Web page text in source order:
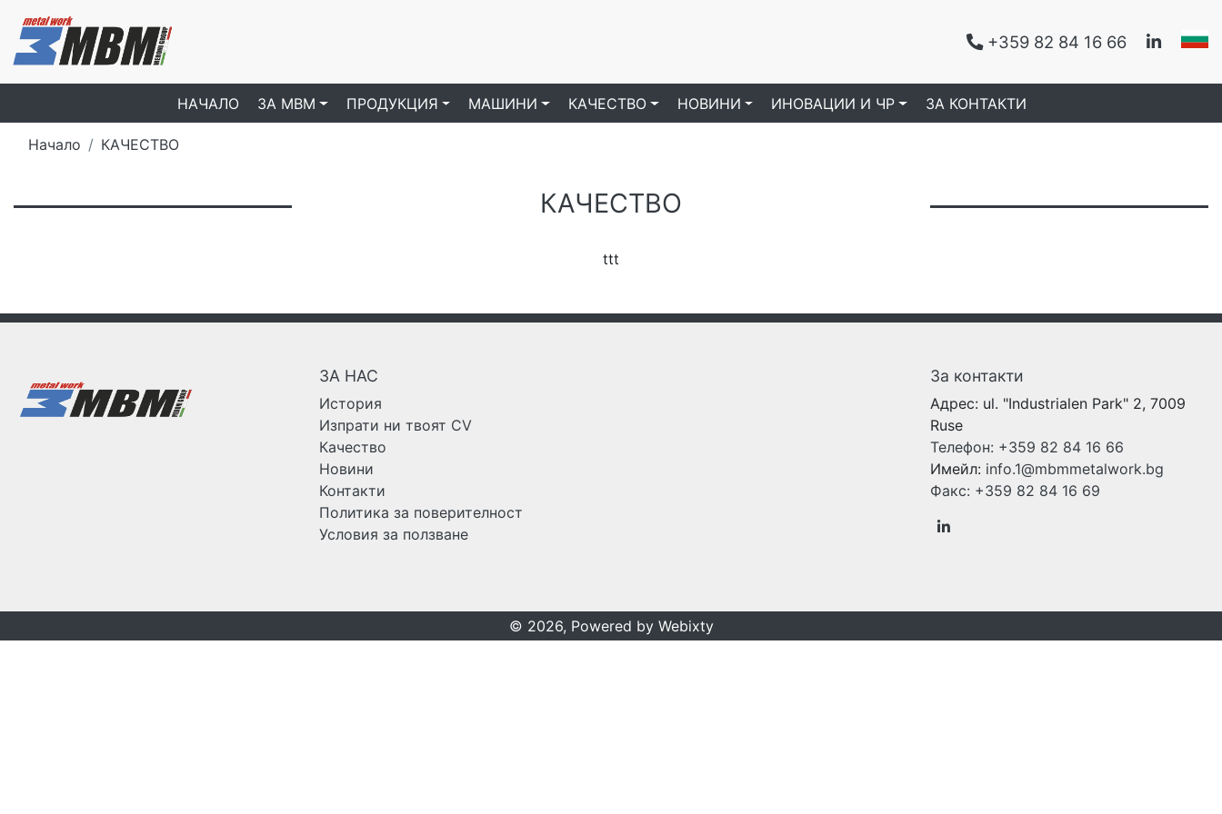
+359 82 84 16 66
НАЧАЛО ЗA МBM ПРОДУКЦИЯ МАШИНИ КАЧЕСТВО НОВИНИ ИНОВАЦИИ И ЧР ЗА КОНТАКТИ
Начало КАЧЕСТВО
КАЧЕСТВО
ttt
ЗА НАС
История
Изпрати ни твоят CV
Качество
Новини
Контакти
Политика за поверителност
Условия за ползване
За контакти
Адрес: ul. "Industrialen Park" 2, 7009
Ruse
Телефон: +359 82 84 16 66
Имейл: info.1@mbmmetalwork.bg
Факс: +359 82 84 16 69
© 2026, Powered by Webixty